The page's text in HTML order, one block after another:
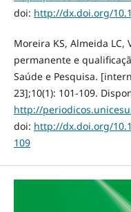
doi: http://dx.doi.org/
Moreira KS, Almeida LC,
permanente e
Saúde e Pesquisa.
23];10(1): 101-109.
http://
doi: http://dx.doi.org/
109